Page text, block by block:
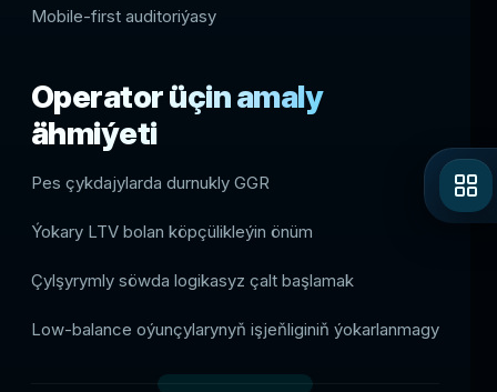
Mobile-first auditoriýasy
Operator üçin amaly
ähmiýeti
Pes çykdajylarda durnukly GGR
Ýokary LTV bolan köpçülikleýin önüm
Çylşyrymly söwda logikasyz çalt başlamak
Low-balance oýunçylarynyň işjeňliginiň ýokarlanmagy